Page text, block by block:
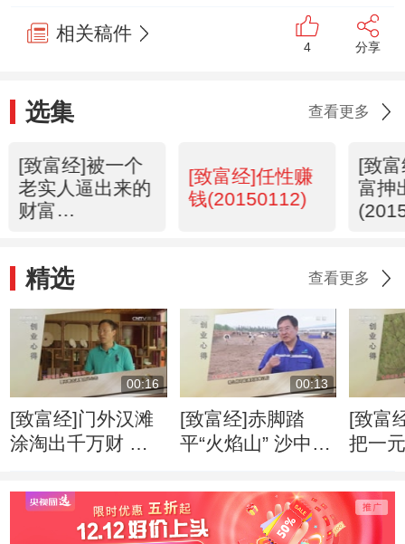
相关稿件
4 分享
选集 查看更多
[致富经]被一个
老实人逼出来的
财富
[致富经]任性赚
钱(20150112)
[致
富抻
精选 查看更多
00:16
[致富经]门外汉滩
涂淘出千万财 创
00:13
[致富经]赤脚踏
平“火焰山” 沙中掘
得
[致富
把一